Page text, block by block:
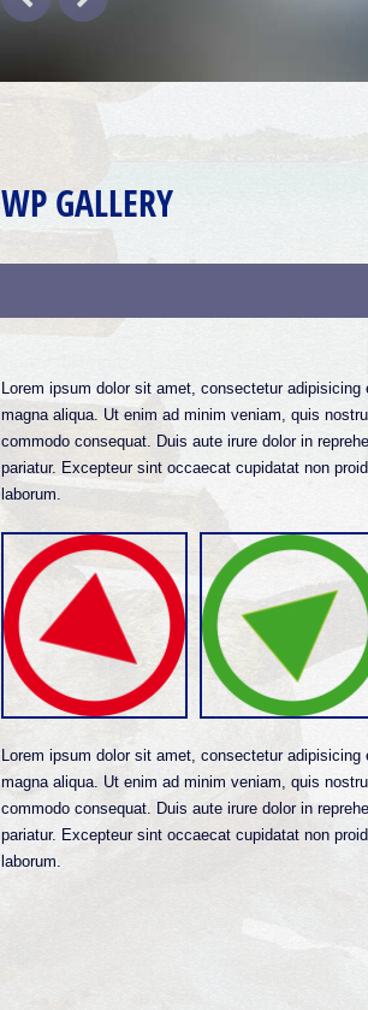
WP GALLERY
Lorem ipsum dolor sit amet, consectetur
magna aliqua. Ut enim ad minim veniam, quis
commodo consequat. Duis aute irure dolor in
pariatur. Excepteur sint occaecat cupidatat non
laborum.
Lorem ipsum dolor sit amet, consectetur
magna aliqua. Ut enim ad minim veniam, quis
commodo consequat. Duis aute irure dolor in
pariatur. Excepteur sint occaecat cupidatat non
laborum.